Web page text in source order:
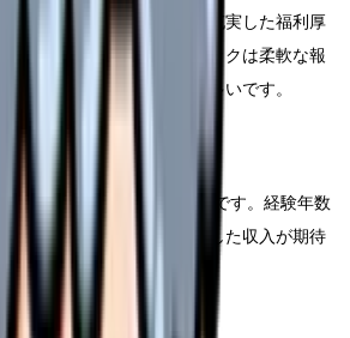
ン店は安定した給与体系と充実した福利厚
すが、一方で個人クリニックは柔軟な報
テムを持っていることが多いです。
ンの給与特徴
な給与体系が一般的です。経験年数
確な昇給制度を持ち、安定した収入が期待
ル